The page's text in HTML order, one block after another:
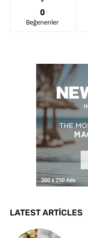
0
Beğenenler
LATEST ARTICLES